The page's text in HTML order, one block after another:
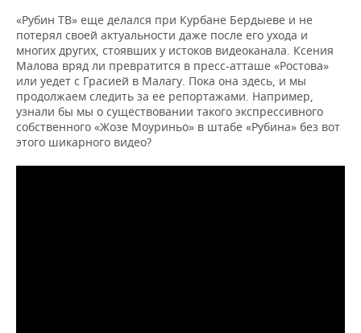
ВОДНЫЕ ВИДЫ СПОРТА
ХОККЕЙ С МЯЧОМ
ОБРАЗОВАНИЕ
ПРОИСШЕСТВИЯ
«Рубин ТВ» еще делался при Курбане Бердыеве и не
потерял своей актуальности даже после его ухода и
многих других, стоявших у истоков видеоканала. Ксения
Малова вряд ли превратится в пресс-атташе «Ростова»
или уедет с Грасией в Малагу. Пока она здесь, и мы
продолжаем следить за ее репортажами. Например,
узнали бы мы о существовании такого экспрессивного
собственного «Жозе Моуриньо» в штабе «Рубина» без вот
этого шикарного видео?